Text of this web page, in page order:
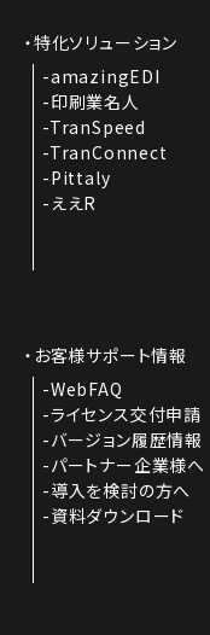
特化ソリューション
amazingEDI
印刷業名人
TranSpeed
TranConnect
Pittaly
ええR
お客様サポート情報
WebFAQ
ライセンス交付申請
バージョン履歴情報
パートナー企業様へ
導入を検討の方へ
資料ダウンロード